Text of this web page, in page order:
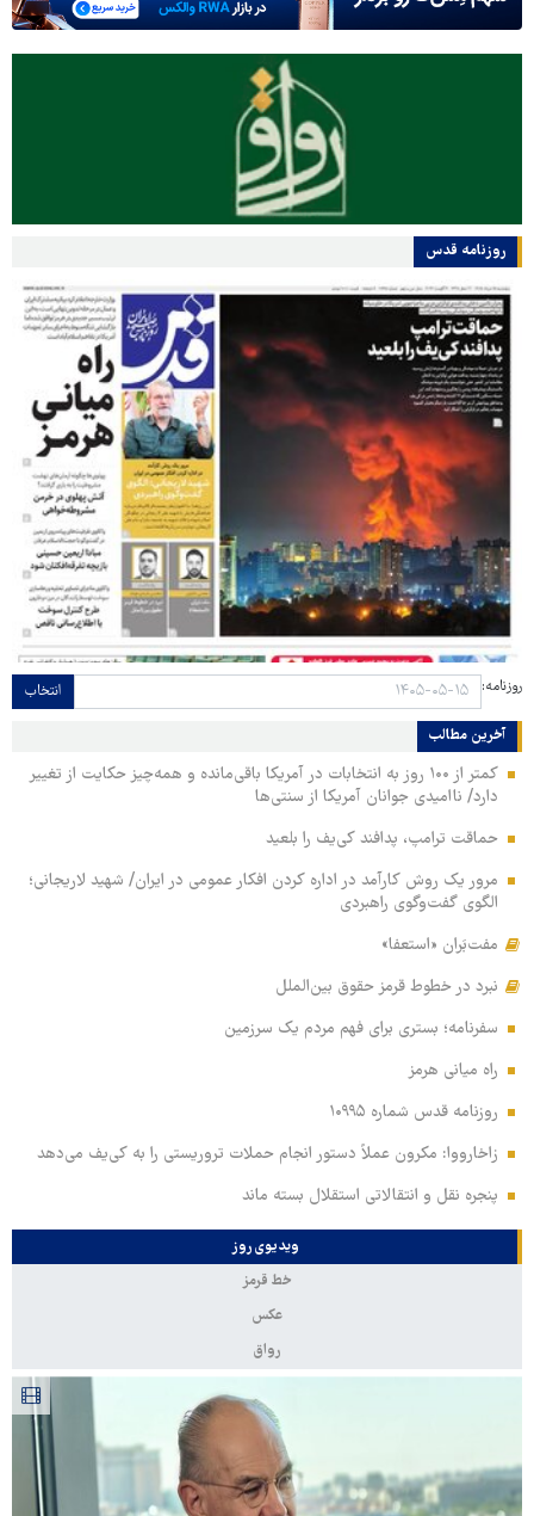
روزنامه قدس
روزنامه: انتخاب
آخرین مطالب
کمتر از ۱۰۰ روز به انتخابات در آمریکا باقی‌مانده و همه‌چیز حکایت از تغییر
دارد/ ناامیدی جوانان آمریکا از سنتی‌ها
حماقت ترامپ، پدافند کی‌یف را بلعید
مرور یک روش کارآمد در اداره کردن افکار عمومی در ایران/ شهید لاریجانی؛
الگوی گفت‌وگوی راهبردی
مفت‌بَران «استعفا»
نبرد در خطوط قرمز حقوق بین‌الملل
سفرنامه؛ بستری برای فهم مردم یک سرزمین
راه میانی هرمز
روزنامه قدس شماره ۱۰۹۹۵
زاخارووا: مکرون عملاً دستور انجام حملات تروریستی را به کی‌یف می‌دهد
پنجره‌ نقل و انتقالاتی استقلال بسته ماند
ویدیوی روز
خط قرمز
عکس
رواق